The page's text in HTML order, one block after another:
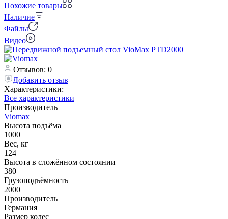
Похожие товары
Наличие
Файлы
Видео
Отзывов: 0
Добавить отзыв
Характеристики:
Все характеристики
Производитель
Viomax
Высота подъёма
1000
Вес, кг
124
Высота в сложённом состоянии
380
Грузоподъёмность
2000
Производитель
Германия
Размер колес